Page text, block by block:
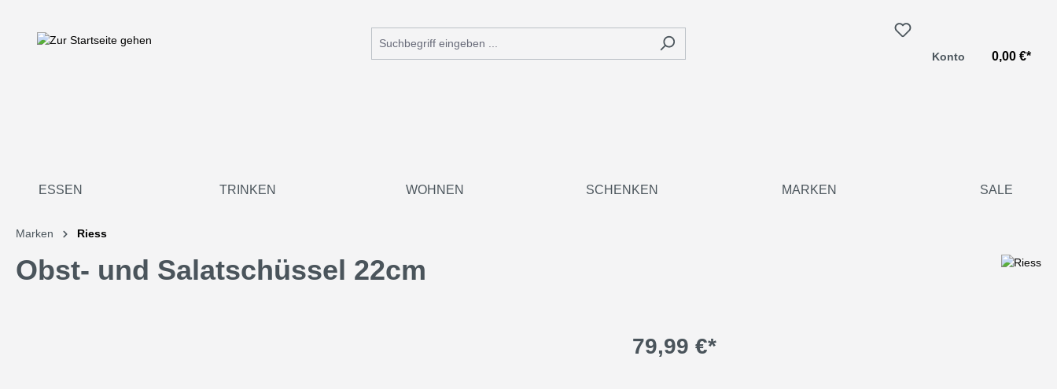
Konto 0,00 €*
ESSEN TRINKEN WOHNEN SCHENKEN MARKEN SALE
Marken Riess
Obst- und Salatschüssel 22cm
79,99 €*